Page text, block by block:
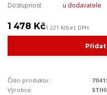
Dostupnost u dodavatele
1 478 Kč1 221 Kčbez DPH
Číslo produktu:
Výrobce: